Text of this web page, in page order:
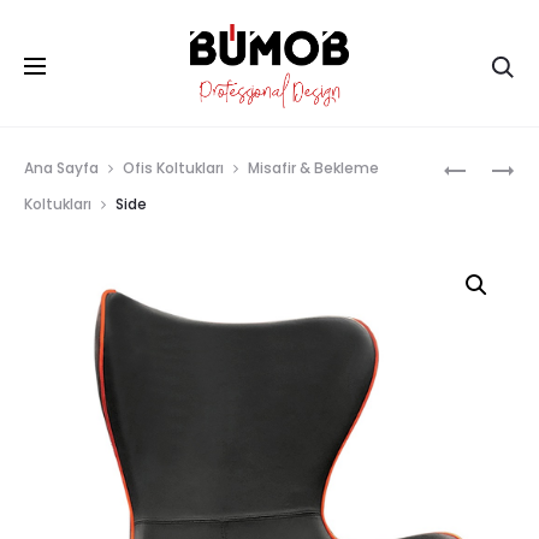
SUNDY
Ana Sayfa Ofis Koltukları
Misafir & Bekleme
Koltukları
Side